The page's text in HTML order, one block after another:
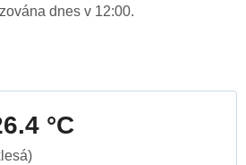
dnes v 12:00.
°C